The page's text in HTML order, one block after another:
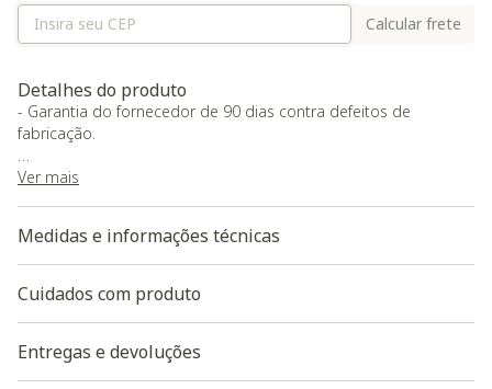
Calcular frete
Detalhes do produto
- Garantia do fornecedor de 90 dias contra defeitos de
fabricação.
Baixe aqui a modelagem 3D do produto
Ver mais
Medidas e informações técnicas
Cuidados com produto
Entregas e devoluções